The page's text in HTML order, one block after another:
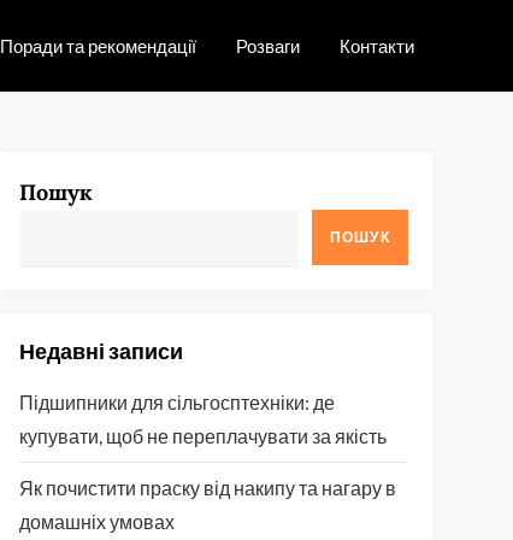
Поради та рекомендації Розваги Контакти
Пошук
ПОШУК
Недавні записи
Підшипники для сільгосптехніки: де
купувати, щоб не переплачувати за якість
Як почистити праску від накипу та нагару в
домашніх умовах